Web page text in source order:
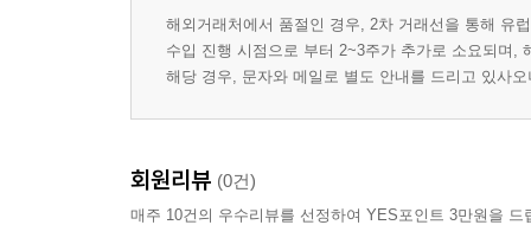
해외거래처에서 품절인 경우, 2차 거래선을 통해 유
수입 진행 시점으로 부터 2~3주가 추가로 소요되며,
해당 경우, 문자와 메일로 별도 안내를 드리고 있사
회원리뷰 (0건)
매주 10건의 우수리뷰를 선정하여 YES포인트 3만원을 드